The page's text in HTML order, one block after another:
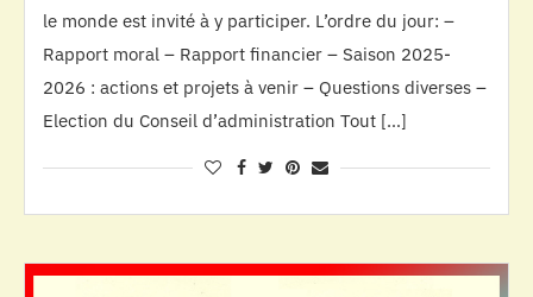
le monde est invité à y participer. L’ordre du jour: –
Rapport moral – Rapport financier – Saison 2025-
2026 : actions et projets à venir – Questions diverses –
Election du Conseil d’administration Tout […]